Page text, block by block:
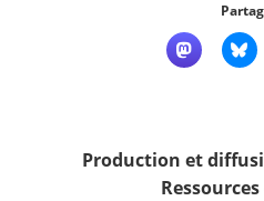
ContactProduction et